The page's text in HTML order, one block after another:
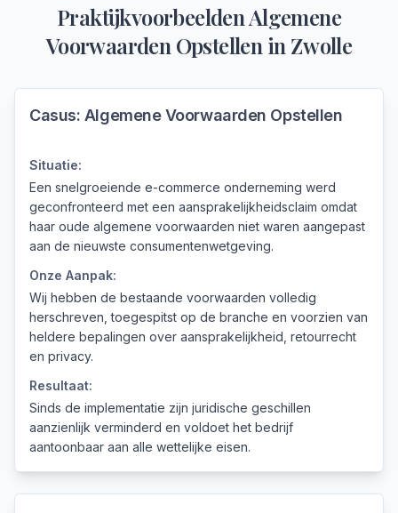
PraktijkvoorbeeldenAlgemene
Voorwaarden Opstellen in Zwolle
Casus: Algemene Voorwaarden Opstellen
Situatie:
Een snelgroeiende e-commerce onderneming werd
geconfronteerd met een aansprakelijkheidsclaim omdat
haar oude algemene voorwaarden niet waren aangepast
aan de nieuwste consumentenwetgeving.
Onze Aanpak:
Wij hebben de bestaande voorwaarden volledig
herschreven, toegespitst op de branche en voorzien van
heldere bepalingen over aansprakelijkheid, retourrecht
en privacy.
Resultaat:
Sinds de implementatie zijn juridische geschillen
aanzienlijk verminderd en voldoet het bedrijf
aantoonbaar aan alle wettelijke eisen.